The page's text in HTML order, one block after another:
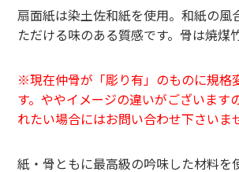
扇面紙は染土佐和紙を使用。和紙の風
ただける味のある質感です。骨は焼煤
※現在仲骨が「彫り有」のものに規格
す。ややイメージの違いがございます
れたい場合にはお問い合わせ下さいま
紙・骨ともに最高級の吟味した材料を